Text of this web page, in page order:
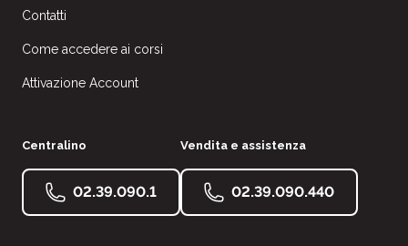
Contatti
Come accedere ai corsi
Attivazione Account
Centralino
02.39.090.1
Vendita e assistenza
02.39.090.440